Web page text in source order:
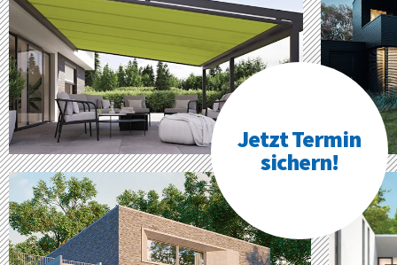
Jetzt Termin
sichern!